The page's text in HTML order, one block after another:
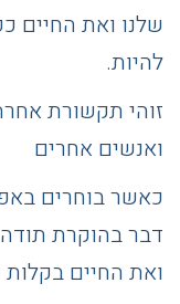
שלנו ואת החיים
להיות.
זוהי תקשורת
ואנשים אחרים
כאשר בוחרים
דבר בהוקרת
ואת החיים בקלות